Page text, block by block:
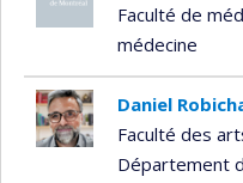
Faculté de
médecine
Daniel
Faculté des
Département